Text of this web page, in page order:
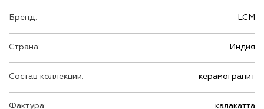
Бренд: LCM
Страна: Индия
Состав коллекции: керамогранит
Фактура: калакатта